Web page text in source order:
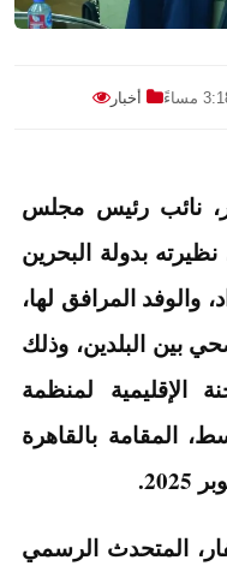
أخبار
نائب رئيس مجلس
بدولة البحرين
والوفد المرافق لها،
بين البلدين، وذلك
الدورة 72 للجنة الإقليمية لمنظمة
المقامة بالقاهرة
المتحدث الرسمي